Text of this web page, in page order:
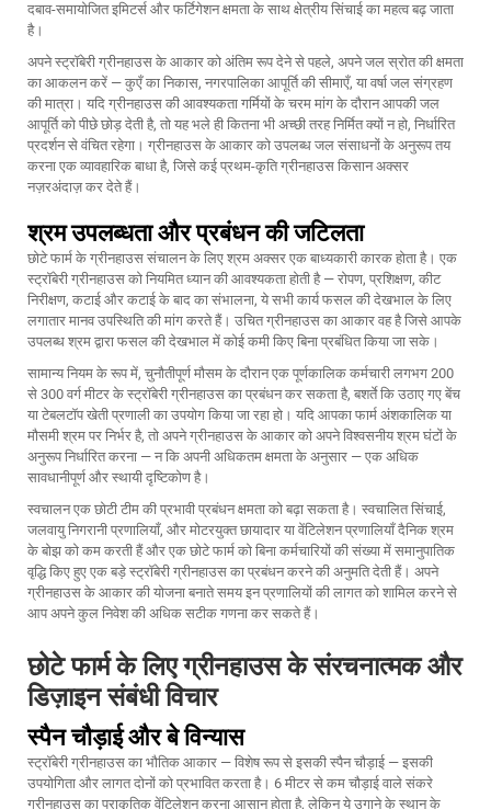
दबाव-समायोजित इमिटर्स और फर्टिगेशन क्षमता के साथ क्षेत्रीय सिंचाई का महत्व बढ़ जाता
है।
अपने स्ट्रॉबेरी ग्रीनहाउस के आकार को अंतिम रूप देने से पहले, अपने जल स्रोत की क्षमता
का आकलन करें — कुएँ का निकास, नगरपालिका आपूर्ति की सीमाएँ, या वर्षा जल संग्रहण
की मात्रा। यदि ग्रीनहाउस की आवश्यकता गर्मियों के चरम मांग के दौरान आपकी जल
आपूर्ति को पीछे छोड़ देती है, तो यह भले ही कितना भी अच्छी तरह निर्मित क्यों न हो, निर्धारित
प्रदर्शन से वंचित रहेगा। ग्रीनहाउस के आकार को उपलब्ध जल संसाधनों के अनुरूप तय
करना एक व्यावहारिक बाधा है, जिसे कई प्रथम-कृति ग्रीनहाउस किसान अक्सर
नज़रअंदाज़ कर देते हैं।
श्रम उपलब्धता और प्रबंधन की जटिलता
छोटे फार्म के ग्रीनहाउस संचालन के लिए श्रम अक्सर एक बाध्यकारी कारक होता है। एक
स्ट्रॉबेरी ग्रीनहाउस को नियमित ध्यान की आवश्यकता होती है — रोपण, प्रशिक्षण, कीट
निरीक्षण, कटाई और कटाई के बाद का संभालना, ये सभी कार्य फसल की देखभाल के लिए
लगातार मानव उपस्थिति की मांग करते हैं। उचित ग्रीनहाउस का आकार वह है जिसे आपके
उपलब्ध श्रम द्वारा फसल की देखभाल में कोई कमी किए बिना प्रबंधित किया जा सके।
सामान्य नियम के रूप में, चुनौतीपूर्ण मौसम के दौरान एक पूर्णकालिक कर्मचारी लगभग 200
से 300 वर्ग मीटर के स्ट्रॉबेरी ग्रीनहाउस का प्रबंधन कर सकता है, बशर्ते कि उठाए गए बेंच
या टेबलटॉप खेती प्रणाली का उपयोग किया जा रहा हो। यदि आपका फार्म अंशकालिक या
मौसमी श्रम पर निर्भर है, तो अपने ग्रीनहाउस के आकार को अपने विश्वसनीय श्रम घंटों के
अनुरूप निर्धारित करना — न कि अपनी अधिकतम क्षमता के अनुसार — एक अधिक
सावधानीपूर्ण और स्थायी दृष्टिकोण है।
स्वचालन एक छोटी टीम की प्रभावी प्रबंधन क्षमता को बढ़ा सकता है। स्वचालित सिंचाई,
जलवायु निगरानी प्रणालियाँ, और मोटरयुक्त छायादार या वेंटिलेशन प्रणालियाँ दैनिक श्रम
के बोझ को कम करती हैं और एक छोटे फार्म को बिना कर्मचारियों की संख्या में समानुपातिक
वृद्धि किए हुए एक बड़े स्ट्रॉबेरी ग्रीनहाउस का प्रबंधन करने की अनुमति देती हैं। अपने
ग्रीनहाउस के आकार की योजना बनाते समय इन प्रणालियों की लागत को शामिल करने से
आप अपने कुल निवेश की अधिक सटीक गणना कर सकते हैं।
छोटे फार्म के लिए ग्रीनहाउस के संरचनात्मक और
डिज़ाइन संबंधी विचार
स्पैन चौड़ाई और बे विन्यास
स्ट्रॉबेरी ग्रीनहाउस का भौतिक आकार — विशेष रूप से इसकी स्पैन चौड़ाई — इसकी
उपयोगिता और लागत दोनों को प्रभावित करता है। 6 मीटर से कम चौड़ाई वाले संकरे
ग्रीनहाउस का प्राकृतिक वेंटिलेशन करना आसान होता है, लेकिन ये उगाने के स्थान के